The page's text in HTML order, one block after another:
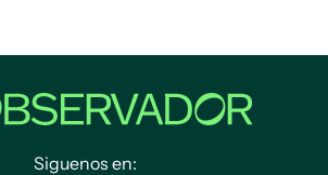
Siguenos en: